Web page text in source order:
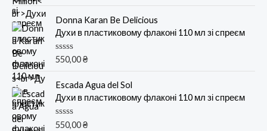
н
а
0
и
з
Donna Karan Be Delicious
Духи в пластиковому флаконі 110 мл зі спреєм
О
н
к
а
0
и
з
550,00₴
Escada Agua del Sol
Духи в пластиковому флаконі 110 мл зі спреєм
О
550,00₴